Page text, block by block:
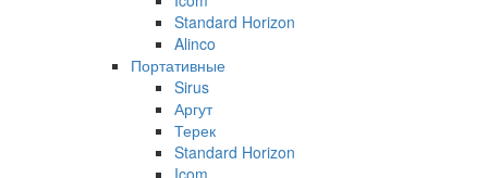
Standard Horizon
Alinco
Портативные
Sirus
Аргут
Терек
Standard Horizon
Icom